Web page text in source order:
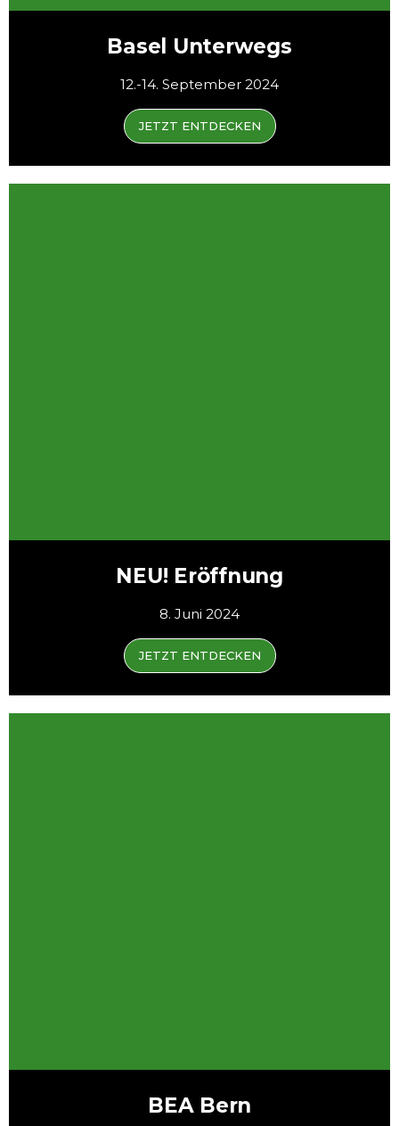
Basel Unterwegs
12.-14. September 2024
JETZT ENTDECKEN
NEU! Eröffnung
8. Juni 2024
JETZT ENTDECKEN
BEA Bern